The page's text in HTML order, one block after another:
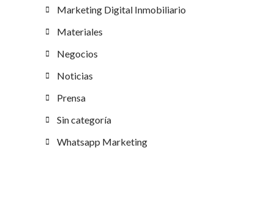
Marketing Digital Inmobiliario
Materiales
Negocios
Noticias
Prensa
Sin categoría
Whatsapp Marketing